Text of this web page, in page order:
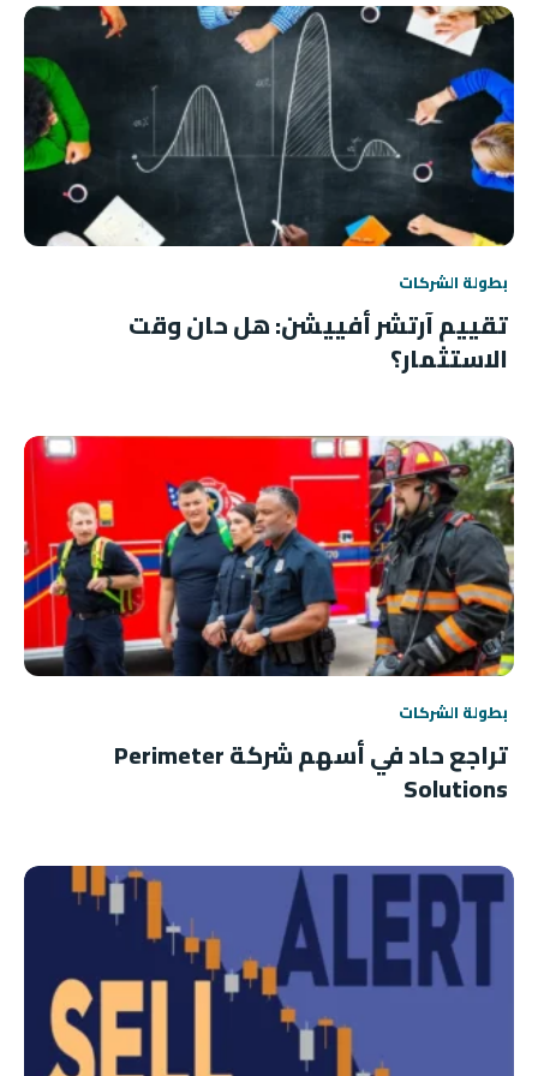
بطولة الشركات
تقييم آرتشر أفييشن: هل حان وقت
الاستثمار؟
بطولة الشركات
تراجع حاد في أسهم شركة Perimeter
Solutions